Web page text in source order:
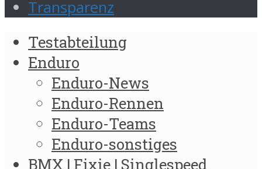
Transparenz
Testabteilung
Enduro
Enduro-News
Enduro-Rennen
Enduro-Teams
Enduro-sonstiges
BMX | Fixie | Singlespeed